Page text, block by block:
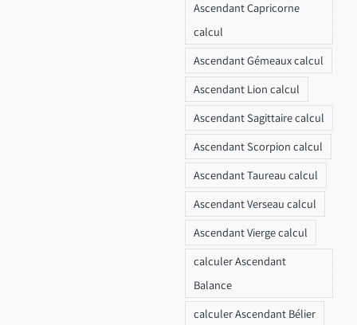
Ascendant Capricorne
calcul
Ascendant Gémeaux calcul
Ascendant Lion calcul
Ascendant Sagittaire calcul
Ascendant Scorpion calcul
Ascendant Taureau calcul
Ascendant Verseau calcul
Ascendant Vierge calcul
calculer Ascendant
Balance
calculer Ascendant Bélier